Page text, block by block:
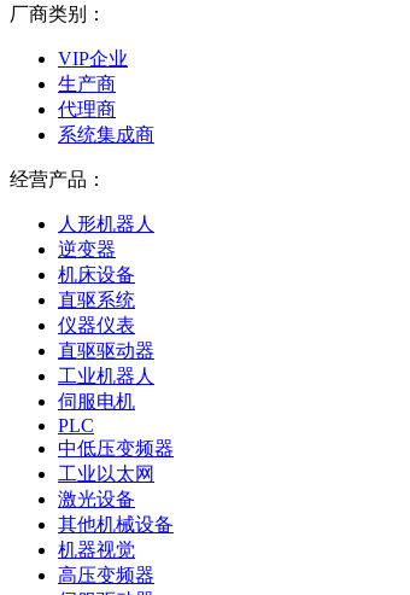
厂商类别：
VIP企业
生产商
代理商
系统集成商
经营产品：
人形机器人
逆变器
机床设备
直驱系统
仪器仪表
直驱驱动器
工业机器人
伺服电机
PLC
中低压变频器
工业以太网
激光设备
其他机械设备
机器视觉
高压变频器